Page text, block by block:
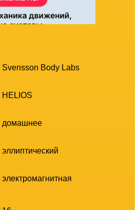
Svensson Body Labs
HELIOS
домашнее
эллиптический
электромагнитная